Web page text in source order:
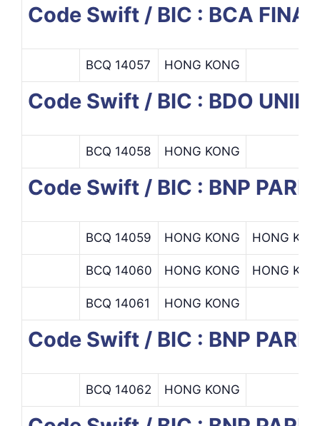
Code Swift / BIC : BCA
BCQ 14057 HONG KONG
Code Swift / BIC : BDO
BCQ 14058 HONG KONG
Code Swift / BIC : BNP
BCQ 14059 HONG KONG HONG
BCQ 14060 HONG KONG HONG
BCQ 14061 HONG KONG
Code Swift / BIC : BNP
BCQ 14062 HONG KONG